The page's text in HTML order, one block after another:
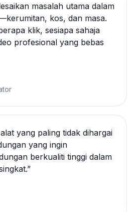
masalah utama dalam
kos, dan masa.
klik, sesiapa sahaja
profesional yang bebas
yang paling tidak dihargai
yang ingin
berkualiti tinggi dalam
”